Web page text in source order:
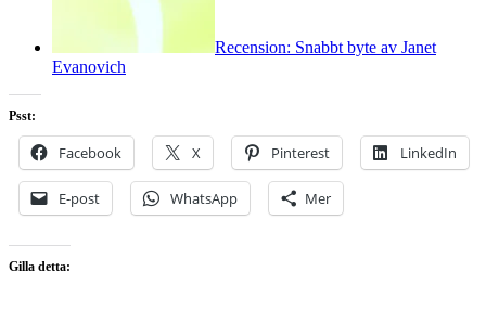
Recension: Snabbt byte av Janet
Evanovich
Psst:
Facebook X Pinterest LinkedIn
E-post WhatsApp Mer
Gilla detta: